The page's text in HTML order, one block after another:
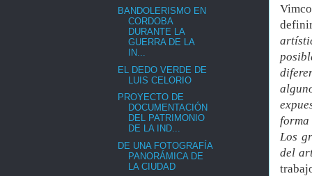
Los
del
BANDOLERISMO EN
CORDOBA
DURANTE LA
GUERRA DE LA
IN...
EL DEDO VERDE DE
LUIS CELORIO
PROYECTO DE
DOCUMENTACIÓN
DEL PATRIMONIO
DE LA IND...
DE UNA FOTOGRAFÍA
PANORÁMICA DE
LA CIUDAD